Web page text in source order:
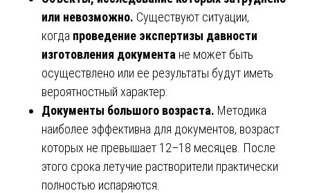
или невозможно. Существуют ситуации,
когда проведение экспертизы давности
изготовления документа не может быть
осуществлено или ее результаты будут иметь
вероятностный характер:
Документы большого возраста. Методика
наиболее эффективна для документов, возраст
которых не превышает 12–18 месяцев. После
этого срока летучие растворители практически
полностью испаряются.